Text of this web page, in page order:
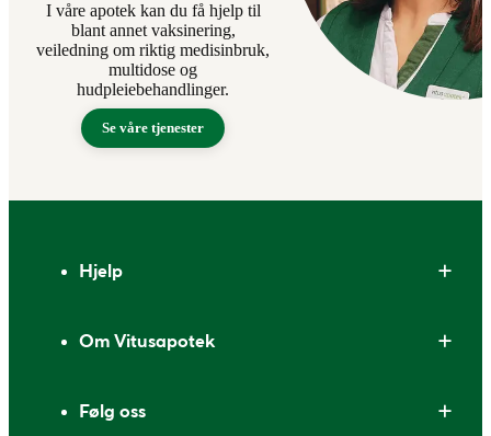
I våre apotek kan du få hjelp til
blant annet vaksinering,
veiledning om riktig medisinbruk,
multidose og
hudpleiebehandlinger.
Se våre tjenester
Hjelp
Om Vitusapotek
Følg oss